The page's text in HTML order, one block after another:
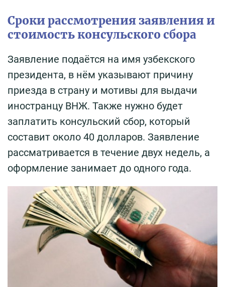
Сроки рассмотрения заявления и
стоимость консульского сбора
Заявление подаётся на имя узбекского
президента, в нём указывают причину
приезда в страну и мотивы для выдачи
иностранцу ВНЖ. Также нужно будет
заплатить консульский сбор, который
составит около 40 долларов. Заявление
рассматривается в течение двух недель, а
оформление занимает до одного года.